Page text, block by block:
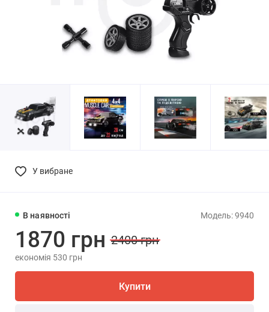
У вибране
В наявності Модель: 9940
1870 грн 2400 грн
економія 530 грн
Купити